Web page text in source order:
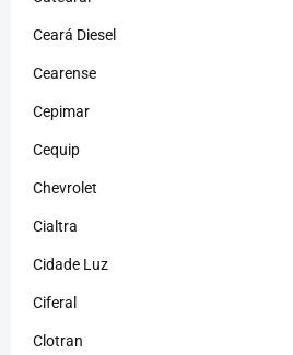
Ceará Diesel
Cearense
Cepimar
Cequip
Chevrolet
Cialtra
Cidade Luz
Ciferal
Clotran